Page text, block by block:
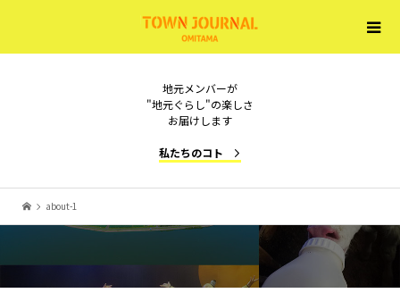
地元メンバーが
"地元ぐらし"の楽しさ
お届けします
私たちのコト
about-1